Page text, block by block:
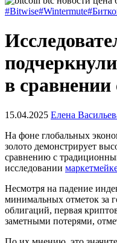
#Bitwise#Wintermute
в
15.04.2025 Елена
На фоне глобальных
золото демонстрирует
сравнению с
исследовании
Несмотря на падение
минимальных отметок за
облигаций, первая
заметными потерями,